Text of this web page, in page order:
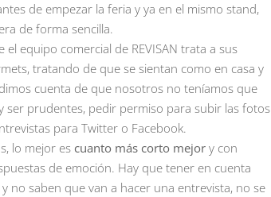
de empezar la feria y ya en el mismo stand,
de forma sencilla.
el equipo comercial de REVISAN trata a sus
tratando de que se sientan como en casa y
cuenta de que nosotros no teníamos que
ser prudentes, pedir permiso para subir las fotos
para Twitter o Facebook.
lo mejor es cuanto más corto mejor y con
de emoción. Hay que tener en cuenta
no saben que van a hacer una entrevista, no se